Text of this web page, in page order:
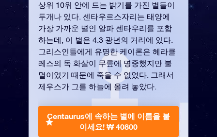
상위 10위 안에 드는 밝기를 가진 별들이
두개나 있다. 센타우르스자리는 태양에
가장 가까운 별인 알파 센타우리를 포함
하는데, 이 별은 4.3 광년의 거리에 있다.
그리스인들에게 유명한 케이론은 헤라클
레스의 독 화살이 무릎에 명중했지만 불
멸이었기 때문에 죽을 수 없었다. 그래서
제우스가 그를 하늘에 올려 놓았다.
Centaurus에 속하는 별에 이름을 붙
이세요! ₩ 40800